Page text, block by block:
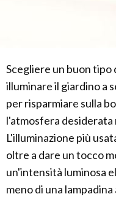
Scegliere un buon tipo
illuminare il giardino a
per risparmiare sulla
l'atmosfera
L'illuminazione più
oltre a dare un tocco
un'intensità luminosa
meno di una